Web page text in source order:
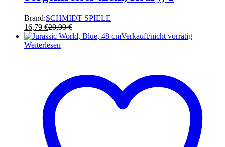
Brand:SCHMIDT SPIELE
16,79 €20,99€
Verkauft/nicht vorrätig
Weiterlesen